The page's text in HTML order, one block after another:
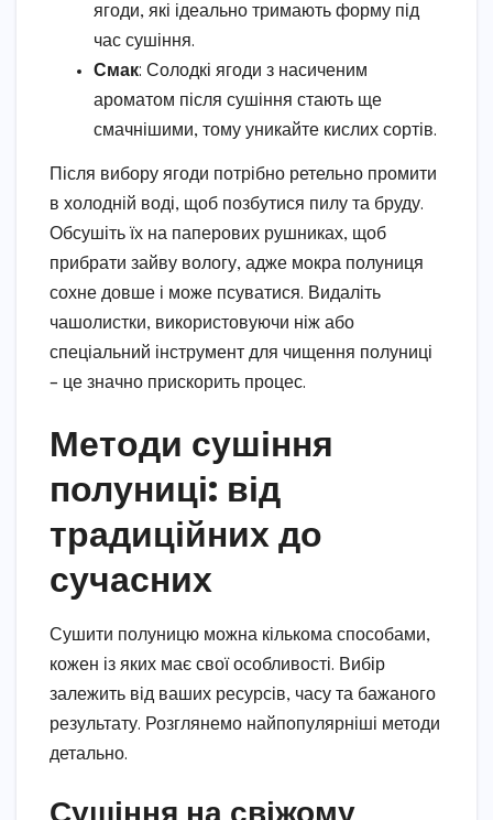
ягоди, які ідеально тримають форму під
час сушіння.
Смак: Солодкі ягоди з насиченим
ароматом після сушіння стають ще
смачнішими, тому уникайте кислих сортів.
Після вибору ягоди потрібно ретельно промити
в холодній воді, щоб позбутися пилу та бруду.
Обсушіть їх на паперових рушниках, щоб
прибрати зайву вологу, адже мокра полуниця
сохне довше і може псуватися. Видаліть
чашолистки, використовуючи ніж або
спеціальний інструмент для чищення полуниці
– це значно прискорить процес.
Методи сушіння
полуниці: від
традиційних до
сучасних
Сушити полуницю можна кількома способами,
кожен із яких має свої особливості. Вибір
залежить від ваших ресурсів, часу та бажаного
результату. Розглянемо найпопулярніші методи
детально.
Сушіння на свіжому